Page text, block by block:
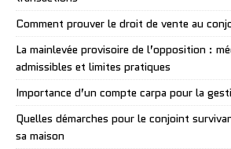
Comment prouver le droit de vente au
La mainlevée provisoire de l’opposition :
admissibles et limites pratiques
Importance d’un compte carpa pour la
Quelles démarches pour le conjoint
sa maison